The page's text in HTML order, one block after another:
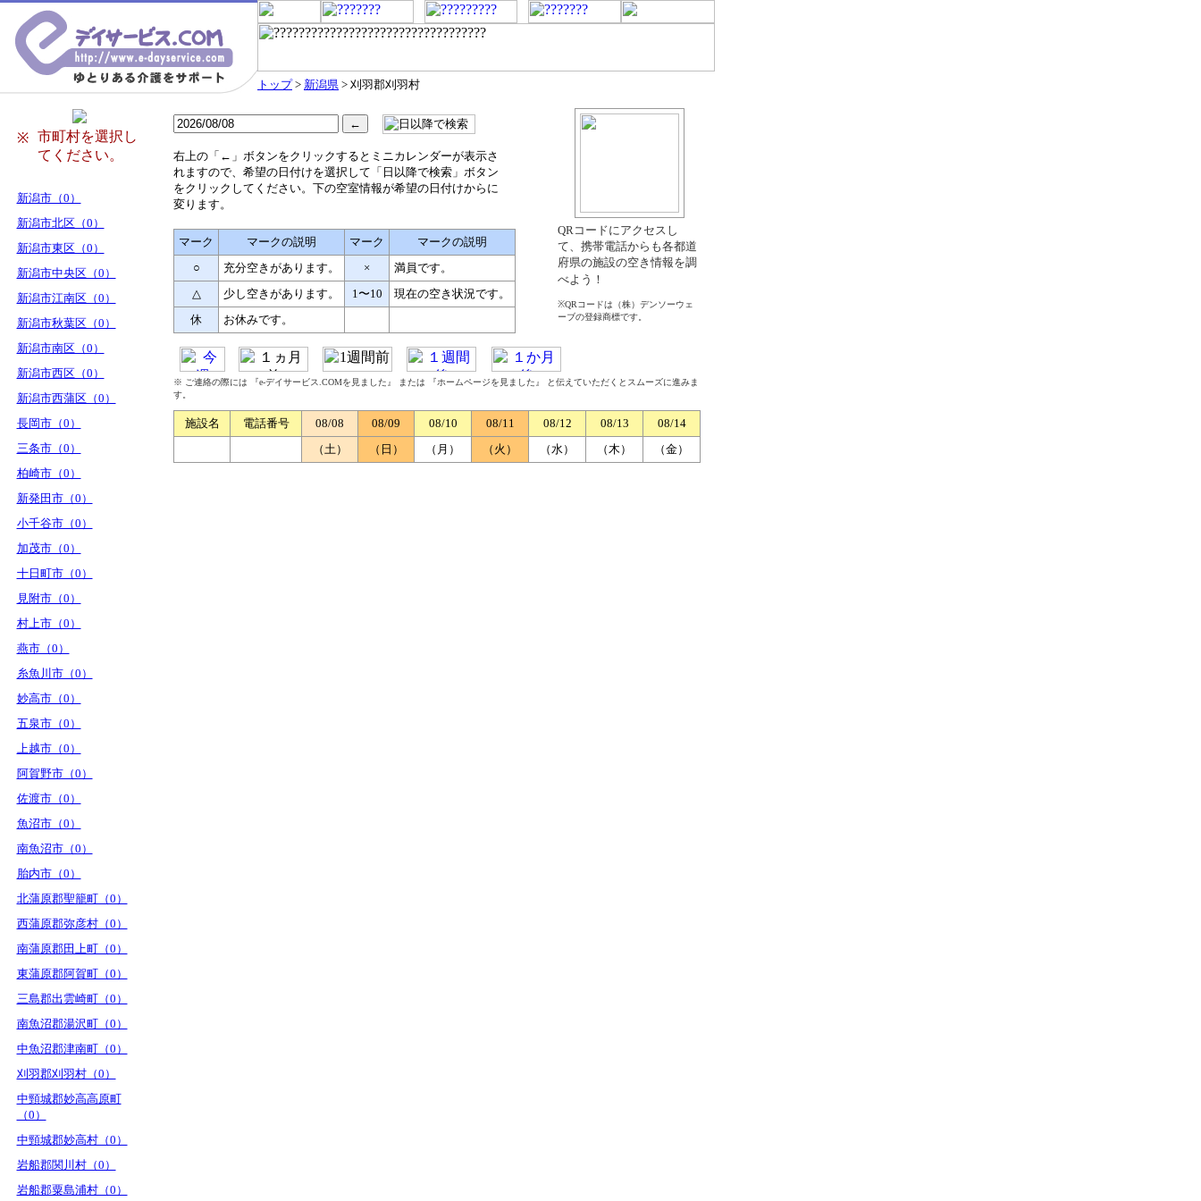
トップ> 新潟県 > 刈羽郡刈羽村
※
市町村を選択し
てください。
新潟市（0）
新潟市北区（0）
新潟市東区（0）
新潟市中央区（0）
新潟市江南区（0）
新潟市秋葉区（0）
新潟市南区（0）
新潟市西区（0）
新潟市西蒲区（0）
長岡市（0）
三条市（0）
柏崎市（0）
新発田市（0）
小千谷市（0）
加茂市（0）
十日町市（0）
見附市（0）
村上市（0）
燕市（0）
糸魚川市（0）
妙高市（0）
五泉市（0）
上越市（0）
阿賀野市（0）
佐渡市（0）
魚沼市（0）
南魚沼市（0）
胎内市（0）
北蒲原郡聖籠町（0）
西蒲原郡弥彦村（0）
南蒲原郡田上町（0）
東蒲原郡阿賀町（0）
三島郡出雲崎町（0）
南魚沼郡湯沢町（0）
中魚沼郡津南町（0）
刈羽郡刈羽村（0）
中頸城郡妙高高原町
（0）
中頸城郡妙高村（0）
岩船郡関川村（0）
岩船郡粟島浦村（0）
右上の「←」ボタンをクリックするとミニカレンダーが表示さ
れますので、希望の日付けを選択して「日以降で検索」ボタン
をクリックしてください。下の空室情報が希望の日付けからに
変ります。
マーク マークの説明 マーク
マークの説明
○
充分空きがあります。 ×
満員です。
△
少し空きがあります。 1〜10
現在の空き状況です。
休
お休みです。
QRコードにアクセスし
て、携帯電話からも各都道
府県の施設の空き情報を調
べよう！
※QRコードは（株）デンソーウェ
ーブの登録商標です。
※ ご連絡の際には 『e-デイサービス.COMを見ました』 または 『ホームページを見ました』 と伝えていただくとスムーズに進みま
す。
施設名 電話番号 08/08 08/09 08/10 08/11 08/12 08/13
08/14
（土）
（日） （月） （火） （水） （木） （金）